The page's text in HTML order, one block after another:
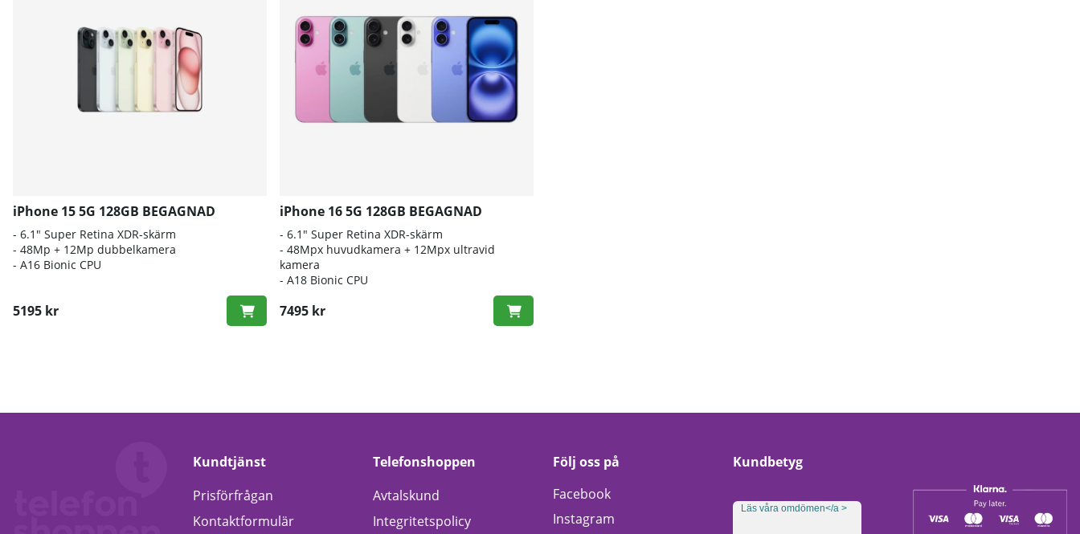
iPhone 15 5G 128GB BEGAGNAD
- 6.1" Super Retina XDR-skärm
- 48Mp + 12Mp dubbelkamera
- A16 Bionic CPU
5195 kr
iPhone 16 5G 128GB BEGAGNAD
- 6.1″ Super Retina XDR-skärm
- 48Mpx huvudkamera + 12Mpx ultravid
kamera
- A18 Bionic CPU
7495 kr
Kundtjänst
Prisförfrågan
Kontaktformulär
Telefonshoppen
Avtalskund
Integritetspolicy
Följ oss på
Facebook
Instagram
Kundbetyg
Läs våra omdömen</a >